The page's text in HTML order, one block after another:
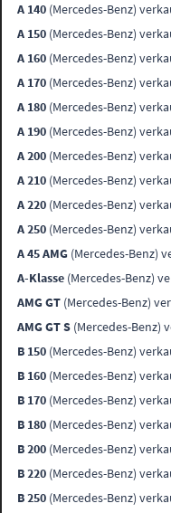
A 140 (Mercedes-Benz)
A 150 (Mercedes-Benz)
A 160 (Mercedes-Benz)
A 170 (Mercedes-Benz)
A 180 (Mercedes-Benz)
A 190 (Mercedes-Benz)
A 200 (Mercedes-Benz)
A 210 (Mercedes-Benz)
A 220 (Mercedes-Benz)
A 250 (Mercedes-Benz)
A 45 AMG (Mercedes-Benz)
A-Klasse (Mercedes-Benz)
AMG GT (Mercedes-Benz)
AMG GT S (Mercedes-Benz)
B 150 (Mercedes-Benz)
B 160 (Mercedes-Benz)
B 170 (Mercedes-Benz)
B 180 (Mercedes-Benz)
B 200 (Mercedes-Benz)
B 220 (Mercedes-Benz)
B 250 (Mercedes-Benz)